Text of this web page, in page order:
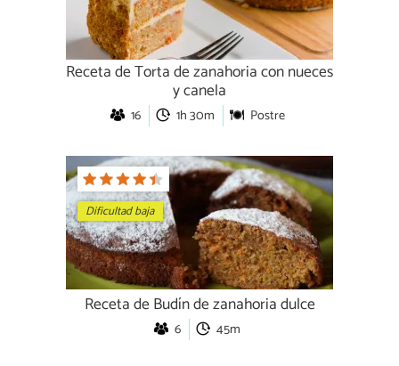
Receta de Torta de zanahoria con nueces
y canela
16 1h 30m Postre
Dificultad baja
Receta de Budín de zanahoria dulce
6 45m